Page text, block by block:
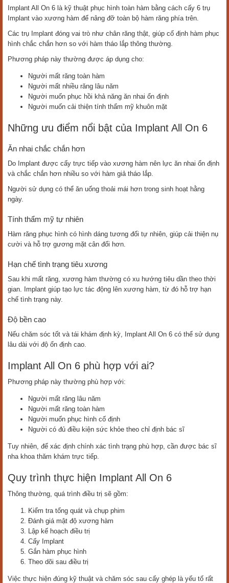
Implant All On 6 là kỹ thuật phục hình toàn hàm bằng cách cấy 6 trụ
Implant vào xương hàm để nâng đỡ toàn bộ hàm răng phía trên.
Các trụ Implant đóng vai trò như chân răng thật, giúp cố định hàm phục
hình chắc chắn hơn so với hàm tháo lắp thông thường.
Phương pháp này thường được áp dụng cho:
Người mất răng toàn hàm
Người mất nhiều răng lâu năm
Người muốn phục hồi khả năng ăn nhai ổn định
Người muốn cải thiện tính thẩm mỹ khuôn mặt
Những ưu điểm nổi bật của Implant All On 6
Ăn nhai chắc chắn hơn
Do Implant được cấy trực tiếp vào xương hàm nên lực ăn nhai ổn định
và chắc chắn hơn nhiều so với hàm giả tháo lắp.
Người sử dụng có thể ăn uống thoải mái hơn trong sinh hoạt hằng
ngày.
Tính thẩm mỹ tự nhiên
Hàm răng phục hình có hình dáng tương đối tự nhiên, giúp cải thiện nụ
cười và hỗ trợ gương mặt cân đối hơn.
Hạn chế tình trạng tiêu xương
Sau khi mất răng, xương hàm thường có xu hướng tiêu dần theo thời
gian. Implant giúp tạo lực tác động lên xương hàm, từ đó hỗ trợ hạn
chế tình trạng này.
Độ bền cao
Nếu chăm sóc tốt và tái khám định kỳ, Implant All On 6 có thể sử dụng
lâu dài với độ ổn định cao.
Implant All On 6 phù hợp với ai?
Phương pháp này thường phù hợp với:
Người mất răng lâu năm
Người mất răng toàn hàm
Người muốn phục hình cố định
Người có đủ điều kiện sức khỏe theo chỉ định bác sĩ
Tuy nhiên, để xác định chính xác tình trạng phù hợp, cần được bác sĩ
nha khoa thăm khám trực tiếp.
Quy trình thực hiện Implant All On 6
Thông thường, quá trình điều trị sẽ gồm:
Kiểm tra tổng quát và chụp phim
Đánh giá mật độ xương hàm
Lập kế hoạch điều trị
Cấy Implant
Gắn hàm phục hình
Theo dõi sau điều trị
Việc thực hiện đúng kỹ thuật và chăm sóc sau cấy ghép là yếu tố rất